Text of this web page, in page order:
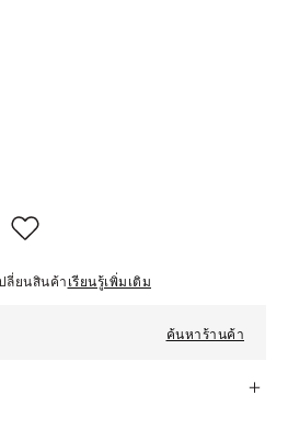
ลี่ยนสินค้า เรียนรู้เพิ่มเติม
ค้นหาร้านค้า